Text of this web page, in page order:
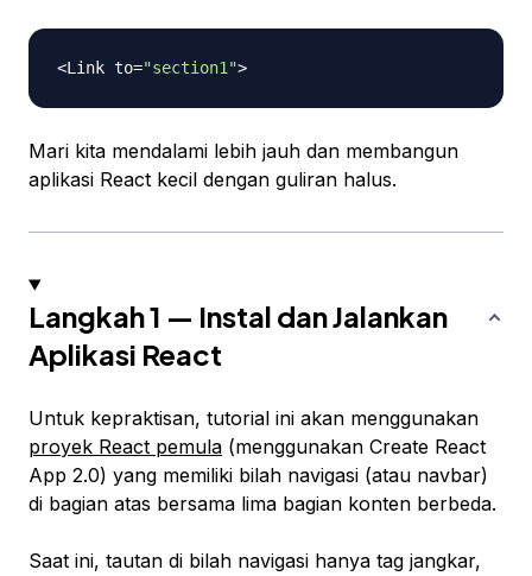
<Link to="section1">
Mari kita mendalami lebih jauh dan membangun
aplikasi React kecil dengan guliran halus.
Langkah 1 — Instal dan Jalankan
Aplikasi React
Untuk kepraktisan, tutorial ini akan menggunakan
proyek React pemula (menggunakan Create React
App 2.0) yang memiliki bilah navigasi (atau navbar)
di bagian atas bersama lima bagian konten berbeda.
Saat ini, tautan di bilah navigasi hanya tag jangkar,